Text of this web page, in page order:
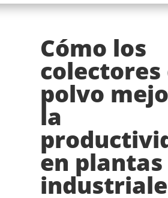
Cómo los
colectores
polvo
la
en plantas